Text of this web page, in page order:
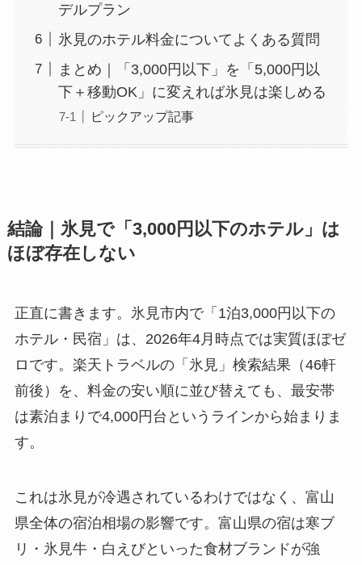
デルプラン
氷見のホテル料金についてよくある質問
まとめ｜「3,000円以下」を「5,000円以
下＋移動OK」に変えれば氷見は楽しめる
ピックアップ記事
結論｜氷見で「3,000円以下のホテル」は
ほぼ存在しない
正直に書きます。氷見市内で「1泊3,000円以下の
ホテル・民宿」は、2026年4月時点では実質ほぼゼ
ロです。楽天トラベルの「氷見」検索結果（46軒
前後）を、料金の安い順に並び替えても、最安帯
は素泊まりで4,000円台というラインから始まりま
す。
これは氷見が冷遇されているわけではなく、富山
県全体の宿泊相場の影響です。富山県の宿は寒ブ
リ・氷見牛・白えびといった食材ブランドが強